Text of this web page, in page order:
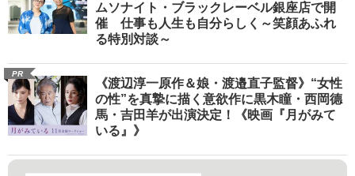
ムソナイト・ブラックレーベル銀座店で開
催 仕事も人生も自分らしく～笑顔あふれ
る特別対談～
PR
《渡辺淳一原作＆娘・渡邉直子監督》“女性
の性”を真摯に描く意欲作に黒木瞳・西岡德
馬・吉田羊が出演決定！《映画『月がみて
いる』》